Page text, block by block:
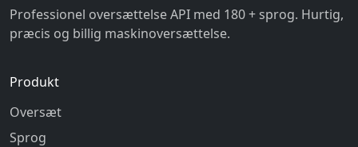
Professionel oversættelse API med 180 + sprog. Hurtig,
præcis og billig maskinoversættelse.
Produkt
Oversæt
Sprog